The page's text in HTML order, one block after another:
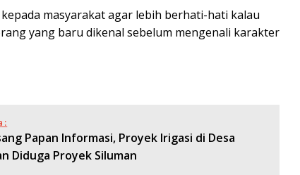
masyarakat agar lebih berhati-hati kalau
yang baru dikenal sebelum mengenali karakter
Papan Informasi, Proyek Irigasi di Desa
Diduga Proyek Siluman